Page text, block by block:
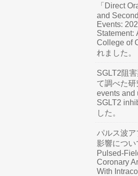
「Direct
and
Events:
Statement:
College of
れました。
SGLT2阻
て調べた
events and
SGLT2
した。
パルス波
影響につい
Pulsed-
Coronary
With